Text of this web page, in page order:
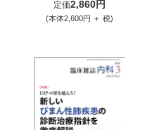
定価2,860円
(本体2,600円 ＋ 税)